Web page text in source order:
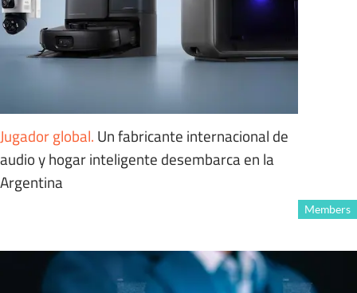
Jugador global. Un fabricante internacional de
audio y hogar inteligente desembarca en la
Argentina
Members